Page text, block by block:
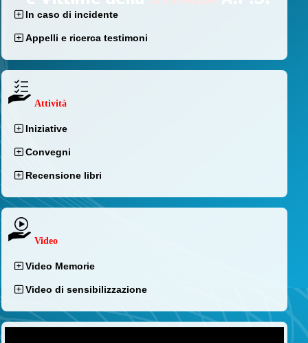
In caso di incidente
Appelli e ricerca testimoni
Attività
Iniziative
Convegni
Recensione libri
Video
Video Memorie
Video di sensibilizzazione